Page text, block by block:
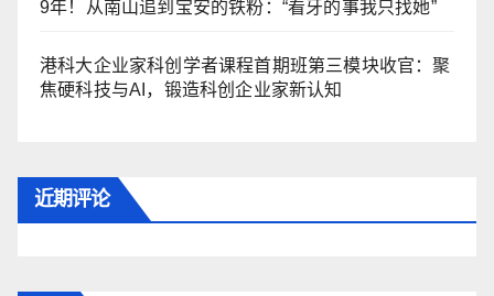
9年！从南山追到宝安的铁粉：“看牙的事我只找她”
港科大企业家科创学者课程首期班第三模块收官：聚
焦硬科技与AI，锻造科创企业家新认知
近期评论